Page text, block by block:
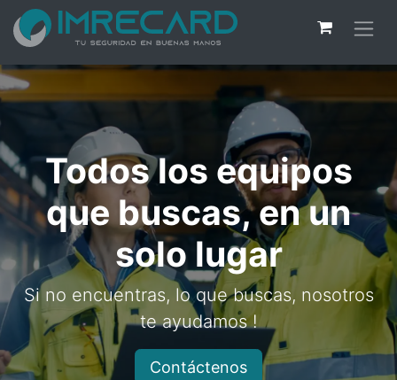
Todos los equipos
que buscas, en un
solo lugar
Si no encuentras, lo que buscas, nosotros
te ayudamos !
Contáctenos